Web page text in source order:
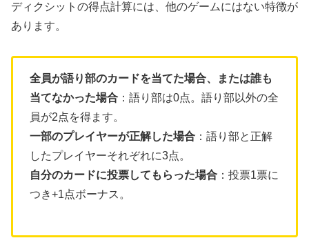
ディクシットの得点計算には、他のゲームにはない特徴が
あります。
全員が語り部のカードを当てた場合、または誰も
当てなかった場合 ：語り部は0点。語り部以外の全
員が2点を得ます。
一部のプレイヤーが正解した場合 ：語り部と正解
したプレイヤーそれぞれに3点。
自分のカードに投票してもらった場合 ：投票1票に
つき+1点ボーナス。